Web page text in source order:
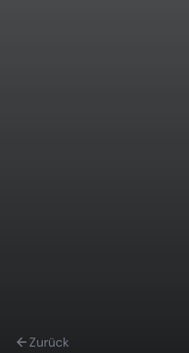
Zurück